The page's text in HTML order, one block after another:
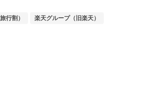
行割）
楽天グループ（旧楽天）